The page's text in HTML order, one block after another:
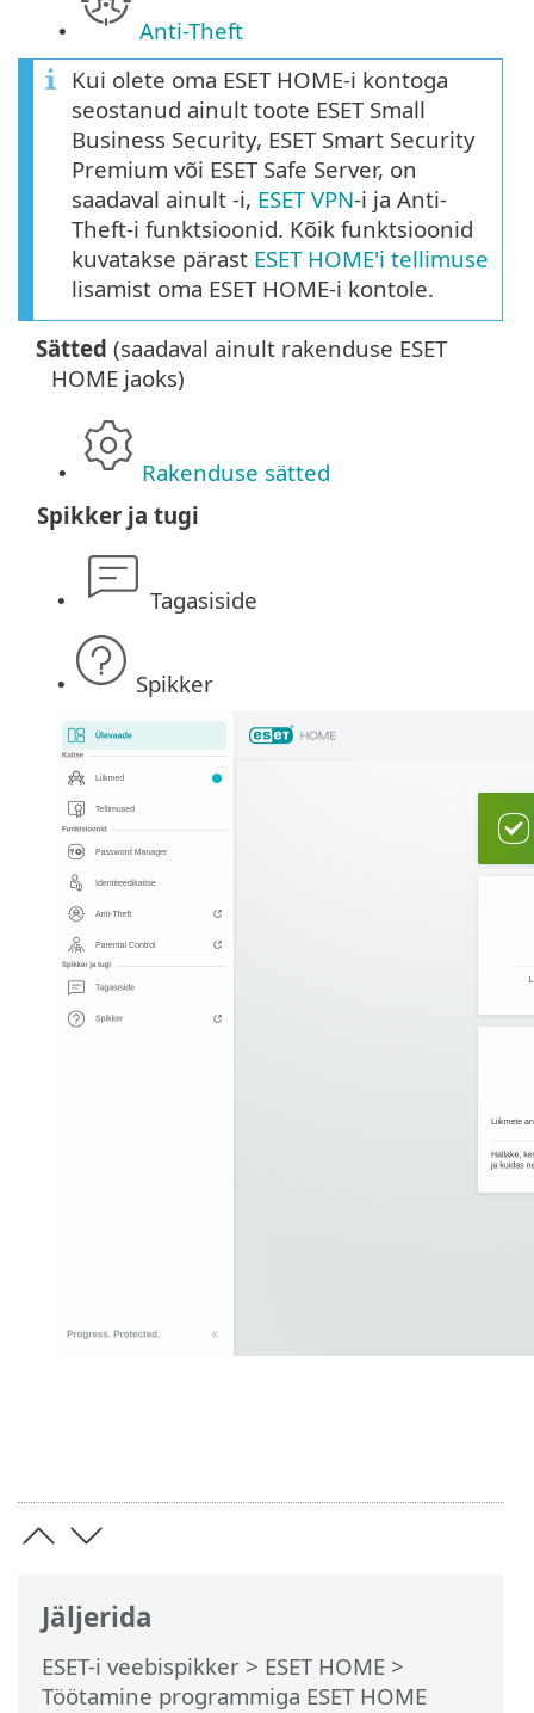
Jäljerida
ESET-i veebispikker > ESET HOME >
Töötamine programmiga ESET HOME
•
Anti-Theft
Kui olete oma ESET HOME-i kontoga
seostanud ainult toote ESET Small
Business Security, ESET Smart Security
Premium või ESET Safe Server, on
saadaval ainult -i, ESET VPN-i ja Anti-
Theft-i funktsioonid. Kõik funktsioonid
kuvatakse pärast ESET HOME'i tellimuse
lisamist oma ESET HOME-i kontole.
Sätted (saadaval ainult rakenduse ESET
HOME jaoks)
•
Rakenduse sätted
Spikker ja tugi
• Tagasiside
• Spikker